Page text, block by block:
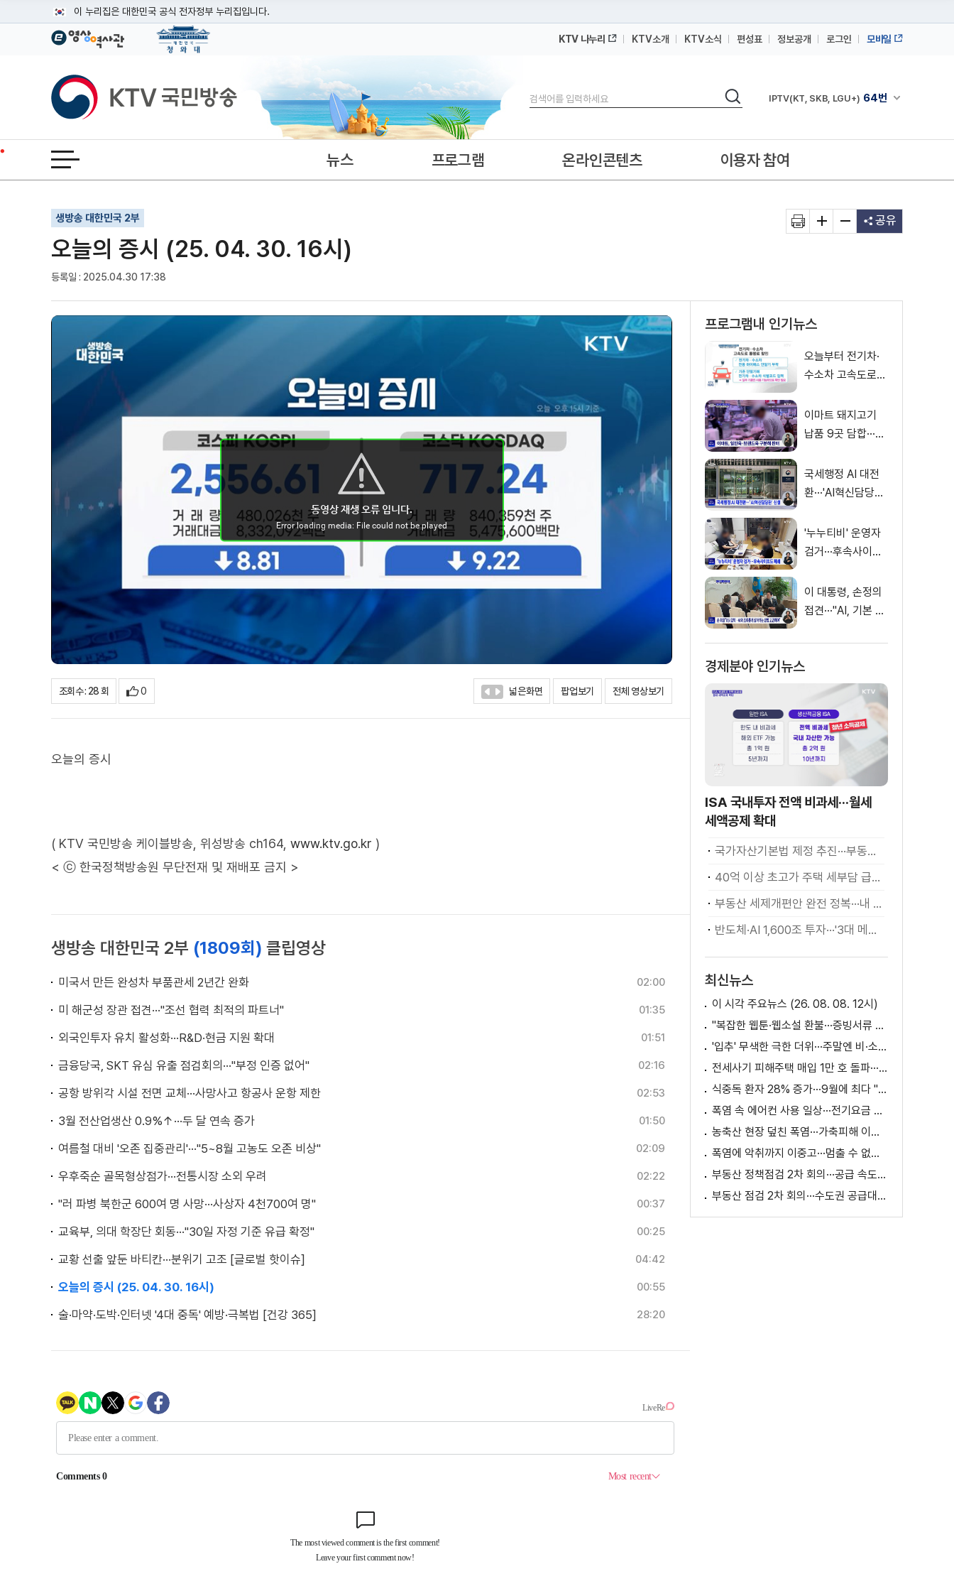
이 누리집은 대한민국 공식 전자정부 누리집입니다.
공식 누리집 주소 확인하기
이밖에 or.kr 또는 .kr등 다른 도메인 주소를 사용하고 있다면 아래 URL에서 도메인 주소를 확인해 보세요
운영중인 공식 누리집보기
KTV 나누리 KTV소개 KTV소식 편성표 정보공개 로그인 모바일
KTV국민방송
검색
검색 채널안내 펼쳐
IPTV(KT, SKB, LGU+) 64번
IPTV(KT, SKB, LGU+)
전체메뉴 열기 뉴스 프로그램 온라인콘텐츠 이용자 참여
생방송 대한민국 2부
오늘의 증시 (25. 04. 30. 16시)
등록일 : 2025.04.30 17:38
기사인쇄
글자확대
글자축소 공유
조회수 : 28 회 0 넓은화면 팝업보기 전체 영상보기
오늘의 증시
( KTV 국민방송 케이블방송, 위성방송 ch164, www.ktv.go.kr )
< ⓒ 한국정책방송원 무단전재 및 재배포 금지 >
생방송 대한민국 2부 (1809회) 클립영상
미국서 만든 완성차 부품관세 2년간 완화 02:00
미 해군성 장관 접견···"조선 협력 최적의 파트너" 01:35
외국인투자 유치 활성화···R&D·현금 지원 확대 01:51
금융당국, SKT 유심 유출 점검회의···"부정 인증 없어" 02:16
공항 방위각 시설 전면 교체···사망사고 항공사 운항 제한 02:53
3월 전산업생산 0.9%↑···두 달 연속 증가 01:50
여름철 대비 '오존 집중관리'···"5~8월 고농도 오존 비상" 02:09
우후죽순 골목형상점가···전통시장 소외 우려 02:22
"러 파병 북한군 600여 명 사망···사상자 4천700여 명" 00:37
교육부, 의대 학장단 회동···"30일 자정 기준 유급 확정" 00:25
교황 선출 앞둔 바티칸···분위기 고조 [글로벌 핫이슈] 04:42
오늘의 증시 (25. 04. 30. 16시) 00:55
술·마약·도박·인터넷 '4대 중독' 예방·극복법 [건강 365] 28:20
프로그램내 인기뉴스
오늘부터 전기차·
수소차 고속도로
이마트 돼지고기
납품 9곳 담합···과
국세행정 AI 대전
환···'AI혁신담당관'
'누누티비' 운영자
검거···후속사이트
이 대통령, 손정의
접견···"AI, 기본 인
경제분야 인기뉴스
ISA 국내투자 전액 비과세···월세
세액공제 확대
국가자산기본법 제정 추진···부동산·주식 등 통합 관리
40억 이상 초고가 주택 세부담 급증···실수요자 보호 강화
부동산 세제개편안 완전 정복···내 세금 어떻게 달라지나? [K-정책 사용법]
반도체·AI 1,600조 투자···'3대 메가프로젝트' 속도
최신뉴스
이 시각 주요뉴스 (26. 08. 08. 12시)
"복잡한 웹툰·웹소설 환불···증빙서류 요구까지"
'입추' 무색한 극한 더위···주말엔 비·소나기
전세사기 피해주택 매입 1만 호 돌파···피해 지원 속도
식중독 환자 28% 증가···9월에 최다 "입추 방심 금물"
폭염 속 에어컨 사용 일상···전기요금 줄이려면?
농축산 현장 덮친 폭염···가축피해 이틀 새 28만 마리↑
폭염에 악취까지 이중고···멈출 수 없는 필수노동
부동산 정책점검 2차 회의···공급 속도전 본격화하나
부동산 점검 2차 회의···수도권 공급대책 논의